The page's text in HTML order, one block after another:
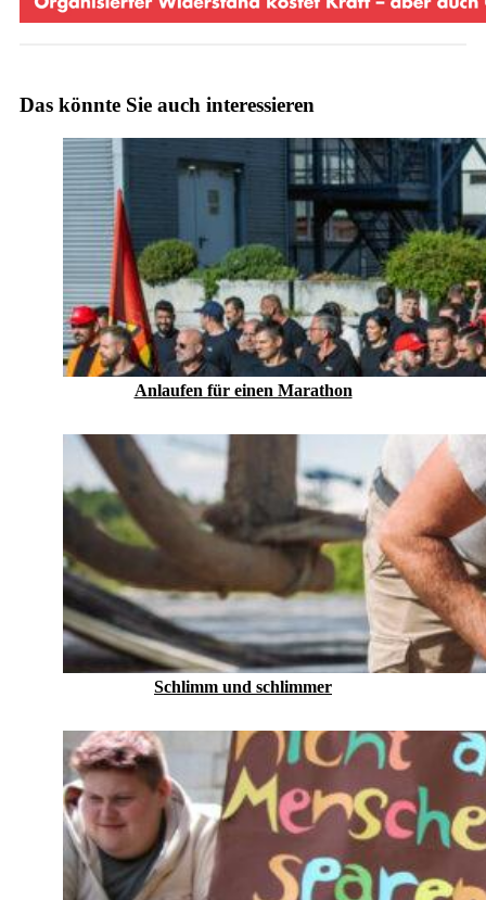
Das könnte Sie auch interessieren
Anlaufen für einen Marathon
Schlimm und schlimmer